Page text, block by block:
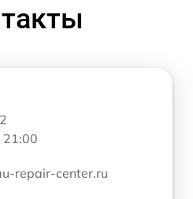
21:00
repair-center.ru